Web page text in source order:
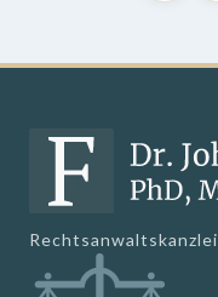
Rechtsanwaltskanzlei